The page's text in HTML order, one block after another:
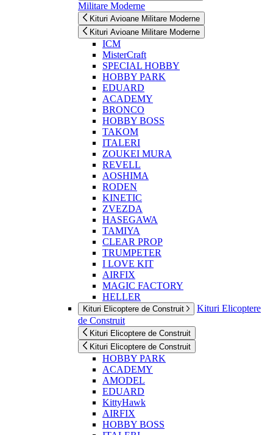
Militare Moderne
Kituri Avioane Militare Moderne
Kituri Avioane Militare Moderne
ICM
MisterCraft
SPECIAL HOBBY
HOBBY PARK
EDUARD
ACADEMY
BRONCO
HOBBY BOSS
TAKOM
ITALERI
ZOUKEI MURA
REVELL
AOSHIMA
RODEN
KINETIC
ZVEZDA
HASEGAWA
TAMIYA
CLEAR PROP
TRUMPETER
I LOVE KIT
AIRFIX
MAGIC FACTORY
HELLER
Kituri Elicoptere de Construit
Kituri Elicoptere
de Construit
Kituri Elicoptere de Construit
Kituri Elicoptere de Construit
HOBBY PARK
ACADEMY
AMODEL
EDUARD
KittyHawk
AIRFIX
HOBBY BOSS